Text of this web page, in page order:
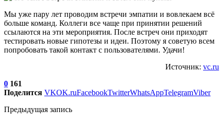
Мы уже пару лет проводим встречи эмпатии и вовлекаем всё
больше команд. Коллеги все чаще при принятии решений
ссылаются на эти мероприятия. После встреч они приходят
тестировать новые гипотезы и идеи. Поэтому я советую всем
попробовать такой контакт с пользователями. Удачи!
Источник: vc.ru
0 161
Поделится VKOK.ruFacebookTwitterWhatsAppTelegramViber
Предыдущая запись